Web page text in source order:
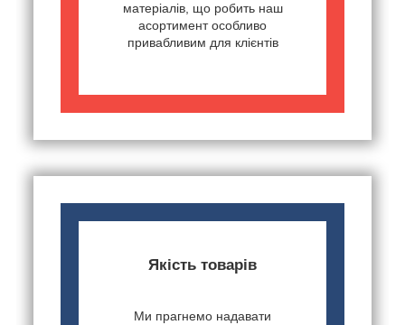
матеріалів, що робить наш
асортимент особливо
привабливим для клієнтів
Якість товарів
Ми прагнемо надавати